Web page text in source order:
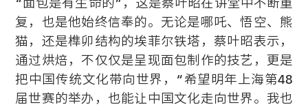
复，也是他始终信奉的。无论是哪吒、悟空、熊
猫，还是榫卯结构的埃菲尔铁塔，蔡叶昭表示，
通过烘焙，不仅仅是呈现面包制作的技艺，更是
把中国传统文化带向世界，“希望明年上海第48
届世赛的举办，也能让中国文化走向世界。我也